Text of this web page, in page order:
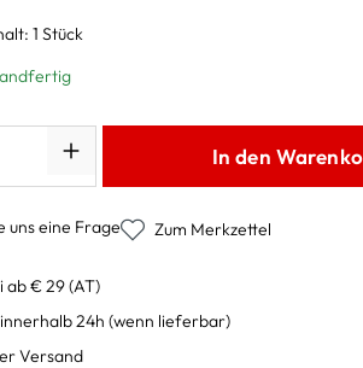
1 Stück
In den
uns eine Frage Zum Merkzettel
€ 29 (AT)
24h (wenn lieferbar)
Versand